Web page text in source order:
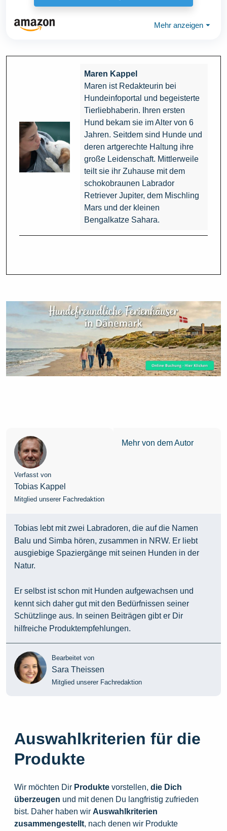
Mehr anzeigen ⏷
Maren Kappel
Maren ist Redakteurin bei
Hundeinfoportal und begeisterte
Tierliebhaberin. Ihren ersten
Hund bekam sie im Alter von 6
Jahren. Seitdem sind Hunde und
deren artgerechte Haltung ihre
große Leidenschaft. Mittlerweile
teilt sie ihr Zuhause mit dem
schokobraunen Labrador
Retriever Jupiter, dem Mischling
Mars und der kleinen
Bengalkatze Sahara.
Verfasst von
Tobias Kappel
Mitglied unserer Fachredaktion
Mehr von dem Autor
Tobias lebt mit zwei Labradoren, die auf die Namen
Balu und Simba hören, zusammen in NRW. Er liebt
ausgiebige Spaziergänge mit seinen Hunden in der
Natur.
Er selbst ist schon mit Hunden aufgewachsen und
kennt sich daher gut mit den Bedürfnissen seiner
Schützlinge aus. In seinen Beiträgen gibt er Dir
hilfreiche Produktempfehlungen.
Bearbeitet von
Sara Theissen
Mitglied unserer Fachredaktion
Auswahlkriterien für die
Produkte
Wir möchten Dir Produkte vorstellen, die Dich
überzeugen und mit denen Du langfristig zufrieden
bist. Daher haben wir Auswahlkriterien
zusammengestellt, nach denen wir Produkte